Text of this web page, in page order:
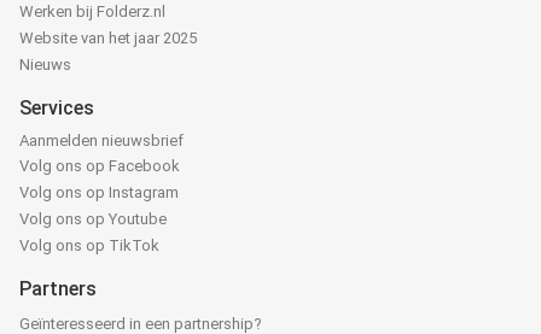
Werken bij Folderz.nl
Website van het jaar 2025
Nieuws
Services
Aanmelden nieuwsbrief
Volg ons op Facebook
Volg ons op Instagram
Volg ons op Youtube
Volg ons op TikTok
Partners
Geïnteresseerd in een partnership?